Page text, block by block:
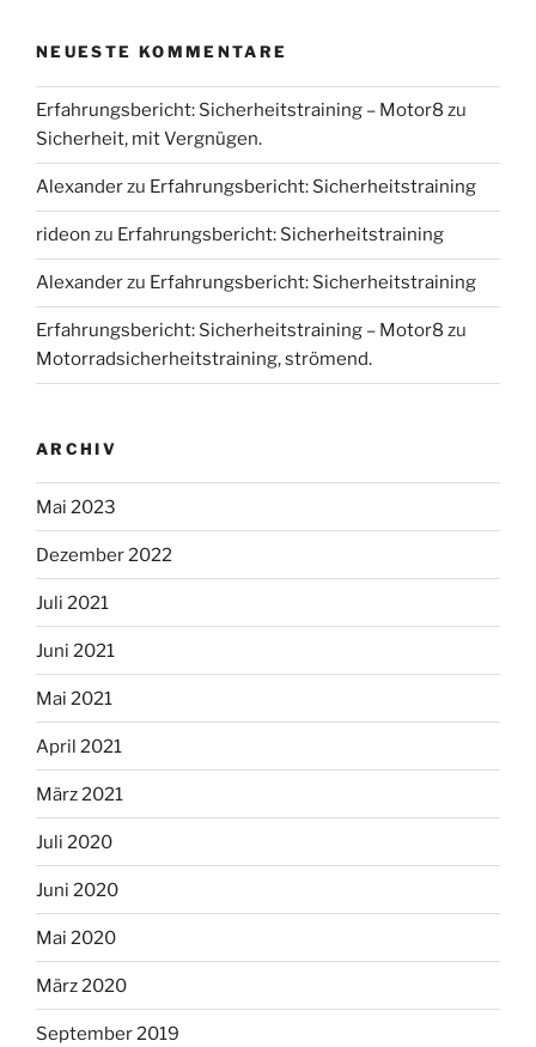
NEUESTE KOMMENTARE
Erfahrungsbericht: Sicherheitstraining – Motor8 zu
Sicherheit, mit Vergnügen.
Alexanderzu Erfahrungsbericht: Sicherheitstraining
rideon zu Erfahrungsbericht: Sicherheitstraining
Alexanderzu Erfahrungsbericht: Sicherheitstraining
Erfahrungsbericht: Sicherheitstraining – Motor8 zu
Motorradsicherheitstraining, strömend.
ARCHIV
Mai 2023
Dezember 2022
Juli 2021
Juni 2021
Mai 2021
April 2021
März 2021
Juli 2020
Juni 2020
Mai 2020
März 2020
September 2019